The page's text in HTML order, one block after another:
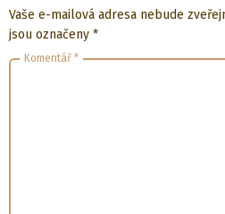
Vaše e-mailová adresa nebude
jsou označeny *
Komentář *